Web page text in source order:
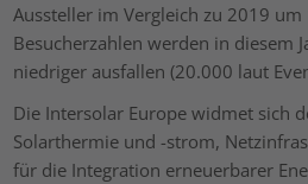
Aussteller im Vergleich zu 2019
Besucherzahlen werden in diesem
niedriger ausfallen (20.000 laut
Die Intersolar Europe widmet sich
Solarthermie und -strom,
für die Integration erneuerbarer